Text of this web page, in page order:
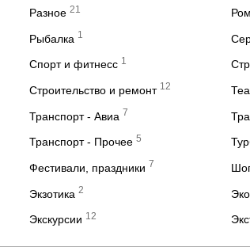
Разное 21
Рыбалка 1
Спорт и фитнесс 1
Строительство и ремонт 12
Транспорт - Авиа 7
Транспорт - Прочее 5
Фестивали, праздники 7
Экзотика 2
Экскурсии 12